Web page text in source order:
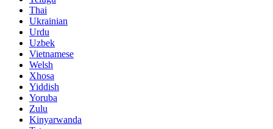
Thai
Ukrainian
Urdu
Uzbek
Vietnamese
Welsh
Xhosa
Yiddish
Yoruba
Zulu
Kinyarwanda